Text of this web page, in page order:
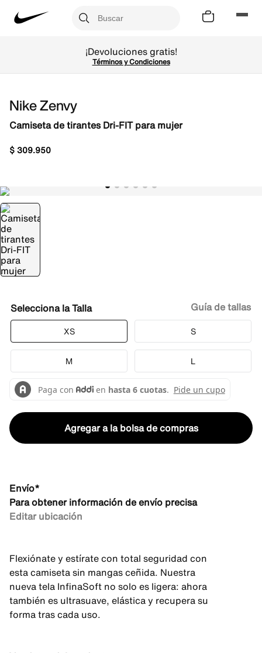
¡Devoluciones gratis!
Términos y Condiciones
Nike Zenvy
Camiseta de tirantes Dri-FIT para mujer
$309.950
Talla
XS S
M L
Guía de tallas
Agregar a la bolsa de compras
Envío*
Para obtener información de envío precisa
Editar ubicación
Flexiónate y estírate con total seguridad con
esta camiseta sin mangas ceñida. Nuestra
nueva tela InfinaSoft no solo es ligera: ahora
también es ultrasuave, elástica y recupera su
forma tras cada uso.